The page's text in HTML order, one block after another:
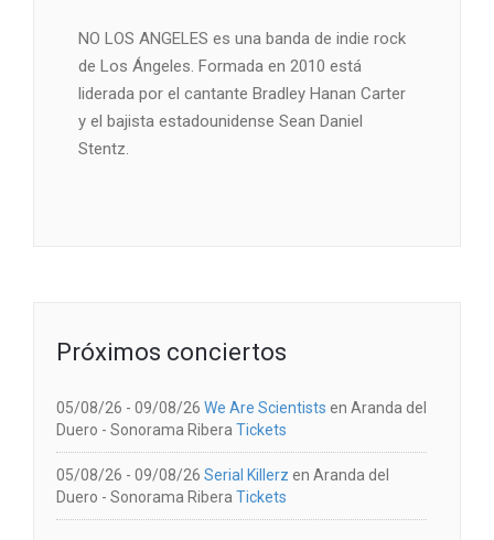
NO LOS ANGELES es una banda de indie rock
de Los Ángeles. Formada en 2010 está
liderada por el cantante Bradley Hanan Carter
y el bajista estadounidense Sean Daniel
Stentz.
Próximos conciertos
05/08/26 - 09/08/26 We Are Scientists en Aranda del
Duero - Sonorama Ribera Tickets
05/08/26 - 09/08/26 Serial Killerz en Aranda del
Duero - Sonorama Ribera Tickets